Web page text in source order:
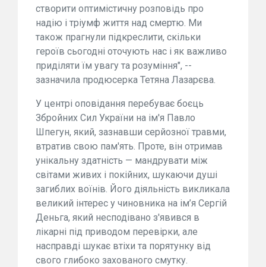
створити оптимістичну розповідь про
надію і тріумф життя над смертю. Ми
також прагнули підкреслити, скільки
героїв сьогодні оточують нас і як важливо
приділяти їм увагу та розуміння", --
зазначила продюсерка Тетяна Лазарєва.
У центрі оповідання перебуває боєць
Збройних Сил України на ім'я Павло
Шпегун, який, зазнавши серйозної травми,
втратив свою пам'ять. Проте, він отримав
унікальну здатність — мандрувати між
світами живих і покійних, шукаючи душі
загиблих воїнів. Його діяльність викликала
великий інтерес у чиновника на ім’я Сергій
Деньга, який несподівано з'явився в
лікарні під приводом перевірки, але
насправді шукає втіхи та порятунку від
свого глибоко захованого смутку.